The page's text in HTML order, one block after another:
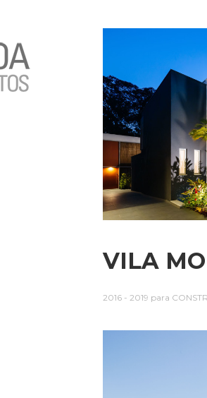
VILA
2016 - 2019 para